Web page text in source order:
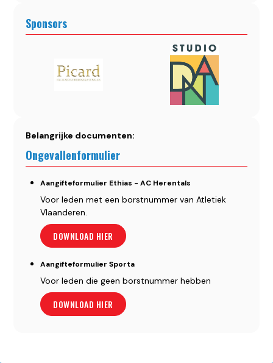
Sponsors
Belangrijke documenten:
Ongevallenformulier
Aangifteformulier Ethias - AC Herentals
Voor leden met een borstnummer van Atletiek
Vlaanderen.
DOWNLOAD HIER
Aangifteformulier Sporta
Voor leden die geen borstnummer hebben
DOWNLOAD HIER